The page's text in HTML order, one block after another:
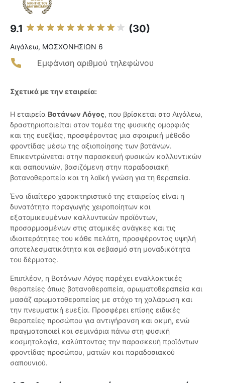
9.1 (30)
Αιγάλεω, ΜΟΣΧΟΝΗΣΙΩΝ 6
Εμφάνιση αριθμού τηλεφώνου
Σχετικά με την εταιρεία:
Η εταιρεία Βοτάνων Λόγος, που βρίσκεται στο Αιγάλεω,
δραστηριοποιείται στον τομέα της φυσικής ομορφιάς
και της ευεξίας, προσφέροντας μια σφαιρική μέθοδο
φροντίδας μέσω της αξιοποίησης των βοτάνων.
Επικεντρώνεται στην παρασκευή φυσικών καλλυντικών
και σαπουνιών, βασιζόμενη στην παραδοσιακή
βοτανοθεραπεία και τη λαϊκή γνώση για τη θεραπεία.
Ένα ιδιαίτερο χαρακτηριστικό της εταιρείας είναι η
δυνατότητα παραγωγής χειροποίητων και
εξατομικευμένων καλλυντικών προϊόντων,
προσαρμοσμένων στις ατομικές ανάγκες και τις
ιδιαιτερότητες του κάθε πελάτη, προσφέροντας υψηλή
αποτελεσματικότητα και σεβασμό στη μοναδικότητα
του δέρματος.
Επιπλέον, η Βοτάνων Λόγος παρέχει εναλλακτικές
θεραπείες όπως βοτανοθεραπεία, αρωματοθεραπεία και
μασάζ αρωματοθεραπείας με στόχο τη χαλάρωση και
την πνευματική ευεξία. Προσφέρει επίσης ειδικές
θεραπείες προσώπου για αντιγήρανση και ακμή, ενώ
πραγματοποιεί και σεμινάρια πάνω στη φυσική
κοσμητολογία, καλύπτοντας την παρασκευή προϊόντων
φροντίδας προσώπου, ματιών και παραδοσιακού
σαπουνιού.